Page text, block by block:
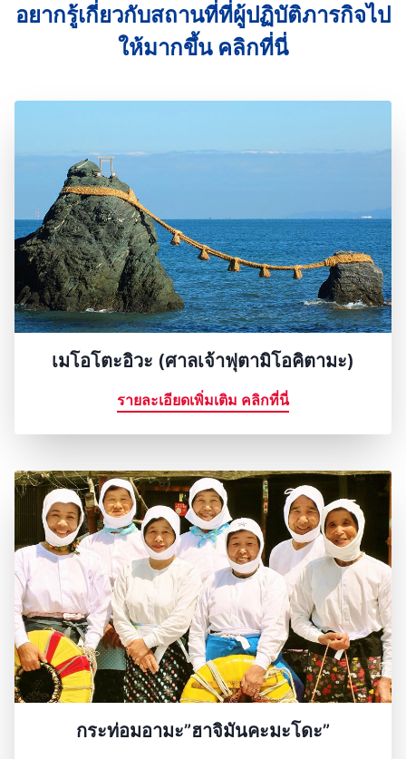
อยากรู้เกี่ยวกับสถานที่ที่ผู้ปฏิบัติภารกิจไป
ให้มากขึ้น คลิกที่นี่
เมโอโตะอิวะ (ศาลเจ้าฟุตามิโอคิตามะ)
รายละเอียดเพิ่มเติม คลิกที่นี่
กระท่อมอามะ”ฮาจิมันคะมะโดะ”